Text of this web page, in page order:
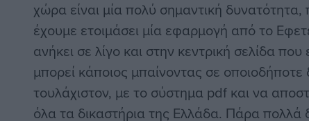
χώρα είναι μία πολύ σημαντική
έχουμε ετοιμάσει μία εφαρμογή από το
ανήκει σε λίγο και στην κεντρική σελίδα που
μπορεί κάποιος μπαίνοντας σε
τουλάχιστον, με το σύστημα pdf και να
όλα τα δικαστήρια της Ελλάδα. Πάρα πολλά